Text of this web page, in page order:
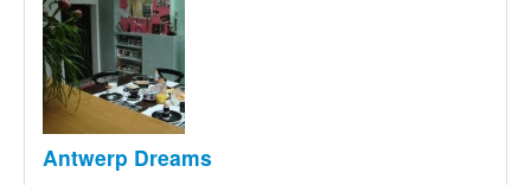
Antwerp Dreams